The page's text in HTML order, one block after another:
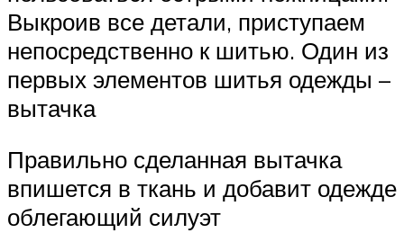
Выкроив все детали, приступаем
непосредственно к шитью. Один из
первых элементов шитья одежды –
вытачка
Правильно сделанная вытачка
впишется в ткань и добавит одежде
облегающий силуэт